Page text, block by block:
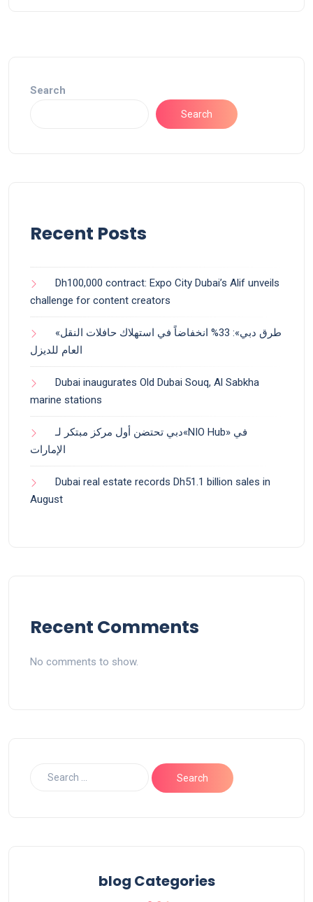
Search
Search
Recent Posts
Dh100,000 contract: Expo City Dubai’s Alif unveils
challenge for content creators
«طرق دبي»: 33% انخفاضاً في استهلاك حافلات النقل
العام للديزل
Dubai inaugurates Old Dubai Souq, Al Sabkha
marine stations
دبي تحتضن أول مركز مبتكر لـ«NIO Hub» في
الإمارات
Dubai real estate records Dh51.1 billion sales in
August
Recent Comments
No comments to show.
blog Categories